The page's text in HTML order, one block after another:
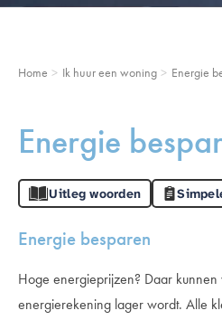
Home Ik huur een woning Energie
Energie
Uitleg woorden
Energie besparen
Hoge energieprijzen? Daar
energierekening lager wordt. Alle